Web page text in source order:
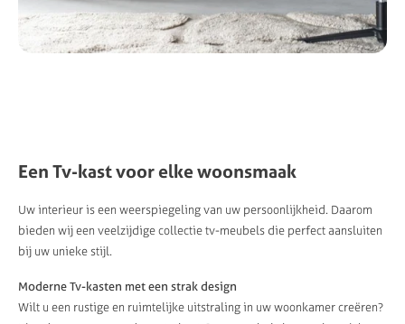
Een Tv-kast voor elke woonsmaak
Uw interieur is een weerspiegeling van uw persoonlijkheid. Daarom
bieden wij een veelzijdige collectie tv-meubels die perfect aansluiten
bij uw unieke stijl.
Moderne Tv-kasten met een strak design
Wilt u een rustige en ruimtelijke uitstraling in uw woonkamer creëren?